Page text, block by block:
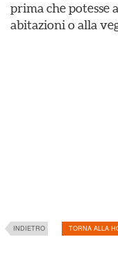
prima che potesse
abitazioni o alla
INDIETRO TORNA ALLA